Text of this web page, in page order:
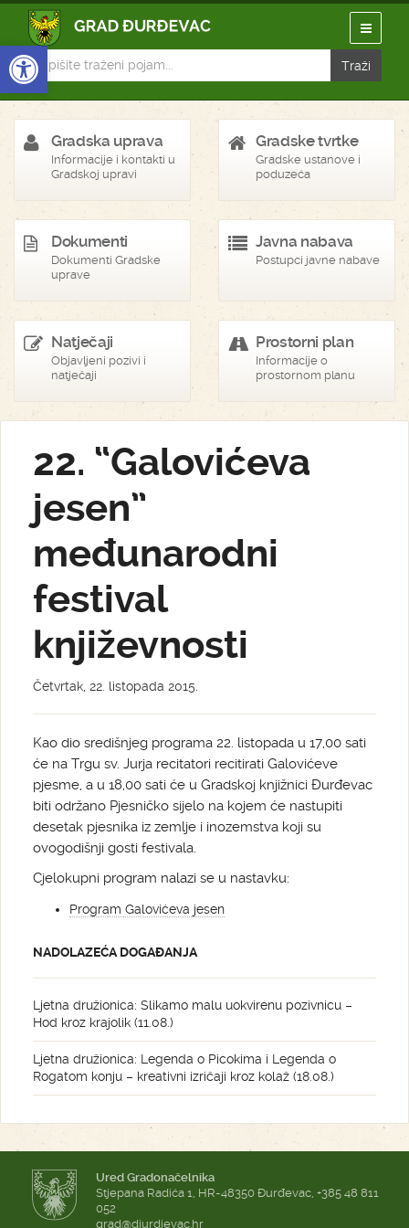
Open toolbar
Gradska uprava
Informacije i kontakti u
Gradskoj upravi
Gradske tvrtke
Gradske ustanove i
poduzeća
Dokumenti
Dokumenti Gradske
uprave
Javna nabava
Postupci javne nabave
Natječaji
Objavljeni pozivi i
natječaji
Prostorni plan
Informacije o
prostornom planu
22. “Galovićeva
jesen”
međunarodni
festival
književnosti
Četvrtak, 22. listopada 2015.
Kao dio središnjeg programa 22. listopada u 17,00 sati
će na Trgu sv. Jurja recitatori recitirati Galovićeve
pjesme, a u 18,00 sati će u Gradskoj knjižnici Đurđevac
biti održano Pjesničko sijelo na kojem će nastupiti
desetak pjesnika iz zemlje i inozemstva koji su
ovogodišnji gosti festivala.
Cjelokupni program nalazi se u nastavku:
Program Galovićeva jesen
NADOLAZEĆA DOGAĐANJA
Ljetna družionica: Slikamo malu uokvirenu pozivnicu –
Hod kroz krajolik (11.08.)
Ljetna družionica: Legenda o Picokima i Legenda o
Rogatom konju – kreativni izričaji kroz kolaž (18.08.)
Ured Gradonačelnika
Stjepana Radića 1, HR-48350 Đurđevac, +385 48 811
052
grad@djurdjevac.hr